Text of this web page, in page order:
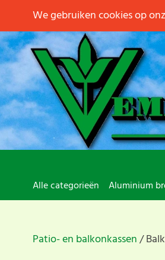
Alle categorieën Aluminium
Patio- en balkonkassen
We gebruiken cookies op